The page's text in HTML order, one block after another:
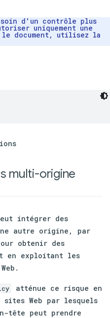
d'un contrôle plus
uniquement une
document, utilisez la
multi-origine
intégrer des
autre origine, par
obtenir des
en exploitant les
atténue ce risque en
Web par lesquels
tête peut prendre